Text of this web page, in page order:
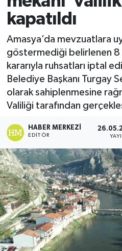
kapatıldı
Amasya’da mevzuatlara
göstermediği belirlenen 8
kararıyla ruhsatları iptal
Belediye Başkanı Turgay
olarak sahiplenmesine
Valiliği tarafından
HABER MERKEZI
EDITÖR
Ekonomi
Sağlık
Tokat Haber